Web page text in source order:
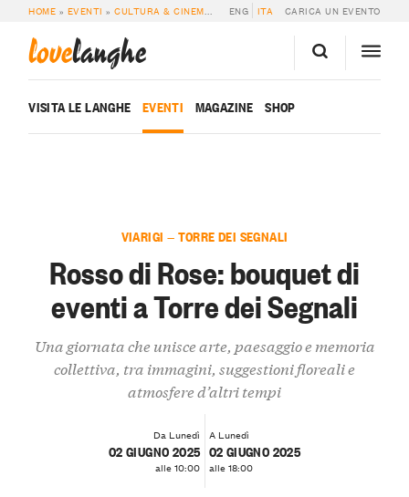
HOME » EVENTI »CULTURA & CINEMA » ROSSO DI ROSE: BOUQUET DI
ENG ITA CARICA UN EVENTO
lovelanghe
VISITA LE LANGHE EVENTI MAGAZINE SHOP
VIARIGI — TORRE DEI SEGNALI
Rosso di Rose: bouquet di
eventi a Torre dei Segnali
Una giornata che unisce arte, paesaggio e memoria
collettiva, tra immagini, suggestioni floreali e
atmosfere d’altri tempi
Da Lunedì
02 GIUGNO 2025
alle 10:00
A Lunedì
02 GIUGNO 2025
alle 18:00